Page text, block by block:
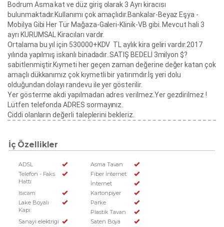
Bodrum Asma kat ve düz giriş olarak 3 Ayrı kiracısı
bulunmaktadır.Kullanımı çok amaçlıdır.Bankalar-Beyaz Eşya -
Mobilya Gibi Her Tür Mağaza-Galeri-Klinik-VB gibi. Mevcut hali 3
ayrı KURUMSAL Kiracıları vardır.
Ortalama bu yıl için 530000+KDV TL aylık kira geliri vardır.2017
yılında yapılmış iskanlı binadadır..SATIŞ BEDELİ 3milyon $?
sabitlenmiştir.Kıymeti her geçen zaman değerine değer katan çok
amaçlı dükkanımız çok kıymetli bir yatırımdır.İş yeri dolu
olduğundan dolayı randevu ile yer gösterilir.
Yer gösterme akdi yapılmadan adres verilmez.Yer gezdirilmez !
Lütfen telefonda ADRES sormayınız.
Ciddi olanların değerli taleplerini bekleriz.
İç Özellikler
ADSL
Asma Tavan
Telefon - Faks
Hattı
Fiber İnternet
İnternet
Isıcam
Kartonpiyer
Lake Boyalı
Kapı
Parke
Plastik Tavan
Sanayi elektrigi
Saten Boya